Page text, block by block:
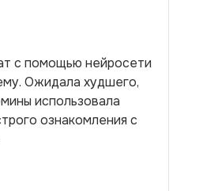
с помощью нейросети
Ожидала худшего,
использовала
ознакомления с